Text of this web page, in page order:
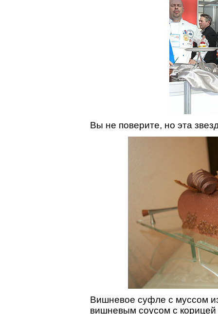
Вы не поверите, но эта
Вишневое суфле с муссом
вишневым соусом с корицей